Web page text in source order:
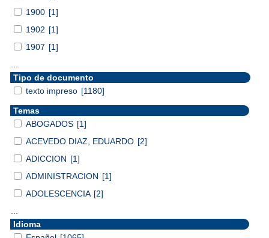
1900 [1]
1902 [1]
1907 [1]
Tipo de documento
texto impreso [1180]
Temas
ABOGADOS [1]
ACEVEDO DIAZ, EDUARDO [2]
ADICCION [1]
ADMINISTRACION [1]
ADOLESCENCIA [2]
Idioma